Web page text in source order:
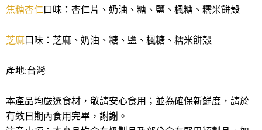
焦糖杏仁口味：杏仁片、奶油、糖、鹽、楓糖、糯米餅殼
芝麻口味：芝麻、奶油、糖、鹽、楓糖、糯米餅殼
產地:台灣
本產品均嚴選食材，敬請安心食用；並為確保新鮮度，請於
有效日期內食用完畢，謝謝。